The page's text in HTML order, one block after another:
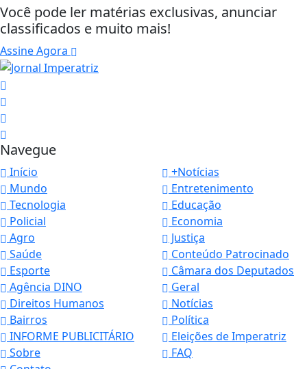
Você pode ler matérias exclusivas, anunciar
classificados e muito mais!
Assine Agora
Navegue
Início
+Notícias
Mundo
Entretenimento
Tecnologia
Educação
Policial
Economia
Agro
Justiça
Saúde
Conteúdo Patrocinado
Esporte
Câmara dos Deputados
Agência DINO
Geral
Direitos Humanos
Notícias
Bairros
Política
INFORME PUBLICITÁRIO
Eleições de Imperatriz
Sobre
FAQ